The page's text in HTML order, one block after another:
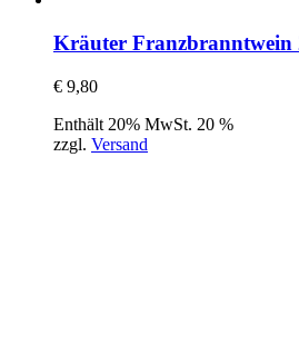
Kräuter Franzbranntwein
€ 9,80
Enthält 20% MwSt. 20 %
zzgl. Versand